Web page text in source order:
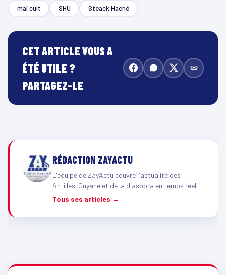
mal cuit SHU Steack Haché
CET ARTICLE VOUS A
ÉTÉ UTILE ?
PARTAGEZ-LE
RÉDACTION ZAYACTU
L'équipe de ZayActu couvre l'actualité des
Antilles-Guyane et de la diaspora en temps réel.
Tous ses articles →